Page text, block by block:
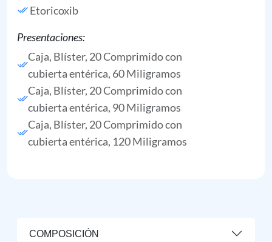
Etoricoxib
Presentaciones:
Caja, Blíster, 20 Comprimido con
cubierta entérica, 60 Miligramos
Caja, Blíster, 20 Comprimido con
cubierta entérica, 90 Miligramos
Caja, Blíster, 20 Comprimido con
cubierta entérica, 120 Miligramos
COMPOSICIÓN